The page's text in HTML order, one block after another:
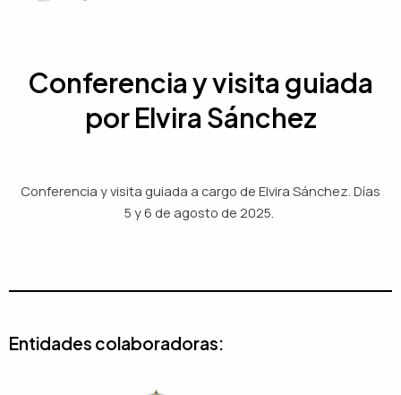
Conferencia y visita guiada
por Elvira Sánchez
Conferencia y visita guiada a cargo de Elvira Sánchez. Días
5 y 6 de agosto de 2025.
Entidades colaboradoras: